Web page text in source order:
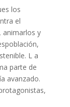
los
el
animarlos y
L a
parte de
avanzado.